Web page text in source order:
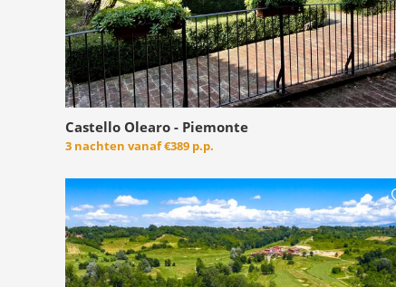
Castello Olearo - Piemonte
3 nachten vanaf€389 p.p.